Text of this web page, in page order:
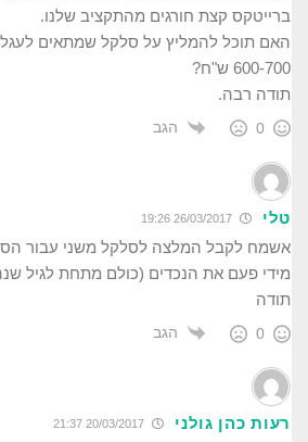
ברייטקס קצת חורגים מהתקציב שלנו.
האם תוכל להמליץ על סלקל שמתאים
600-700 ש"ח?
תודה רבה.
0 הגב
טלי 26/03/2017 19:26
אשמח לקבל המלצה לסלקל משני עבור
מידי פעם את הנכדים (כולם מתחת לגיל
תודה
0 הגב
רעות כהן גולני